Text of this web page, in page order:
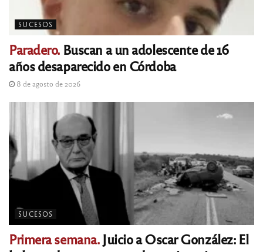
SUCESOS
Paradero. Buscan a un adolescente de 16
años desaparecido en Córdoba
8 de agosto de 2026
SUCESOS
Primera semana.Juicio a Oscar González: El